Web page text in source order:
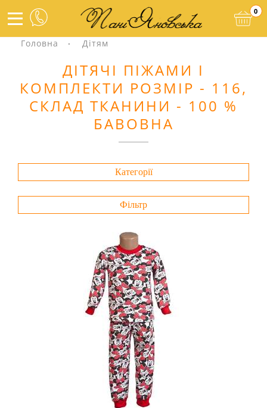
0
Головна Дітям
ДІТЯЧІ ПІЖАМИ І
КОМПЛЕКТИ РОЗМІР - 116,
СКЛАД ТКАНИНИ - 100 %
БАВОВНА
Категорії
Фільтр